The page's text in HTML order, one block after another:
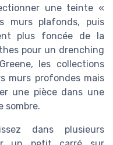
une teinte «
murs plafonds, puis
plus foncée de la
pour un drenching
les collections
murs profondes mais
une pièce dans une
sombre.
dans plusieurs